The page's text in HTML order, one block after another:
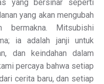
yang bersinar seperti
yang akan mengubah
bermakna. Mitsubishi
ia adalah janji untuk
dan keindahan dalam
percaya bahwa setiap
cerita baru, dan setiap